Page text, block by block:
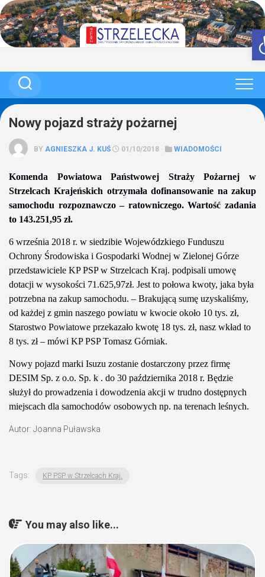
Skip
to
content
Nowy pojazd straży pożarnej
BY AGNIESZKA J. KUŚ 01/10/2018 · WIADOMOŚCI
Komenda Powiatowa Państwowej Straży Pożarnej w
Strzelcach Krajeńskich otrzymała dofinansowanie na zakup
samochodu rozpoznawczo – ratowniczego. Wartość zadania
to 143.251,95 zł.
6 września 2018 r. w siedzibie Wojewódzkiego Funduszu
Ochrony Środowiska i Gospodarki Wodnej w Zielonej Górze
przedstawiciele KP PSP w Strzelcach Kraj. podpisali umowę
dotacji w wysokości 71.625,97zł. Jest to połowa kwoty, jaka była
potrzebna na zakup samochodu. – Brakującą sumę uzyskaliśmy,
od każdej z gmin naszego powiatu w kwocie około 10 tys. zł,
Starostwo Powiatowe przekazało kwotę 18 tys. zł, nasz wkład to
8 tys. zł – mówi KP PSP Tomasz Górniak.
Nowy pojazd marki Isuzu zostanie dostarczony przez firmę
DESIM Sp. z o.o. Sp. k . do 30 października 2018 r. Będzie
służył do prowadzenia i dowodzenia akcji w trudno dostępnych
miejscach dla samochodów osobowych np. na terenach leśnych.
Autor: Joanna Puławska
Tags: KP PSP w Strzelcach Kraj.
You may also like...